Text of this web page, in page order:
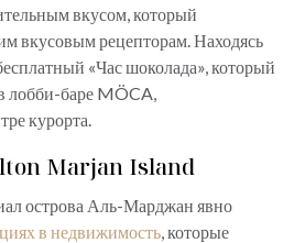
вкусом, который
вкусовым рецепторам. Находясь
«Час шоколада», который
лобби-баре MÖCA,
курорта.
Marjan Island
острова Аль-Марджан явно
в недвижимость , которые